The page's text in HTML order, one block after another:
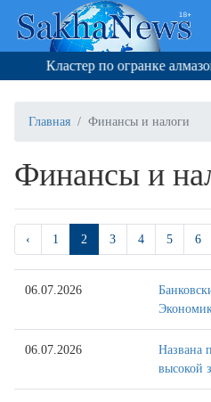
Кластер по огранке алмазов
Главная Финансы и налоги
Финансы и
‹ 1 2 3 4 5 6
06.07.2026
06.07.2026
Названа
высокой